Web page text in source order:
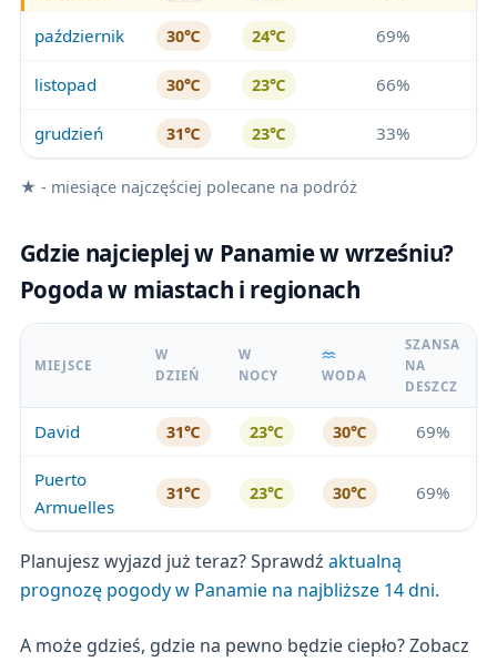
październik 30℃ 24℃ 69%
listopad 30℃ 23℃ 66%
grudzień 31℃ 23℃ 33%
★ - miesiące najczęściej polecane na podróż
Gdzie najcieplej w Panamie w wrześniu?
Pogoda w miastach i regionach
MIEJSCE
W
DZIEŃ
W
NOCY
WODA
SZANSA
NA
DESZCZ
David 31℃ 23℃ 30℃ 69%
Puerto
Armuelles
31℃ 23℃ 30℃ 69%
Planujesz wyjazd już teraz? Sprawdź aktualną
prognozę pogody w Panamie na najbliższe 14 dni.
A może gdzieś, gdzie na pewno będzie ciepło? Zobacz